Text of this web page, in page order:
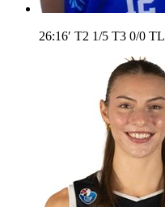
26:16′ T2 1/5 T3 0/0 TL